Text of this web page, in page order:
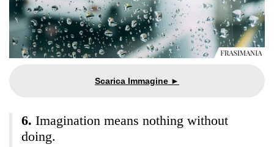
Imagination means nothing without
doing.